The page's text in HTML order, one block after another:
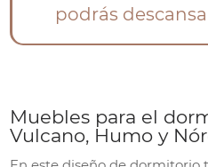
podrás
Muebles para el
Vulcano, Humo y